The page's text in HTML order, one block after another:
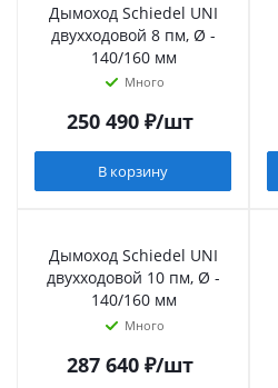
Дымоход Schiedel UNI
двухходовой 8 пм, Ø -
140/160 мм
Много
250 490₽/шт
В корзину
Дымоход Schiedel UNI
двухходовой 10 пм, Ø -
140/160 мм
Много
287 640₽/шт